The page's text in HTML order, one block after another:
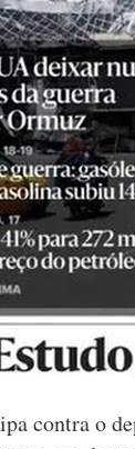
contra o